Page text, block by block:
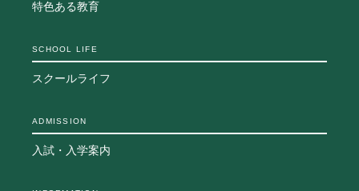
特色ある教育
SCHOOL LIFE
スクールライフ
ADMISSION
入試・入学案内